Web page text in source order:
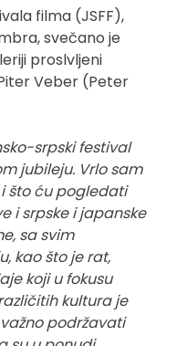
filma (JSFF),
svečano je
proslvljeni
Veber (Peter
srpski festival
jubileju. Vrlo sam
što ću pogledati
i srpske i japanske
sa svim
kao što je rat,
koji u fokusu
kultura je
podržavati